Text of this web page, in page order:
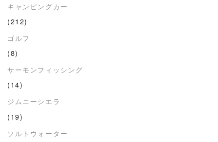
キャンピングカー
(212)
ゴルフ
(8)
サーモンフィッシング
(14)
ジムニーシエラ
(19)
ソルトウォーター